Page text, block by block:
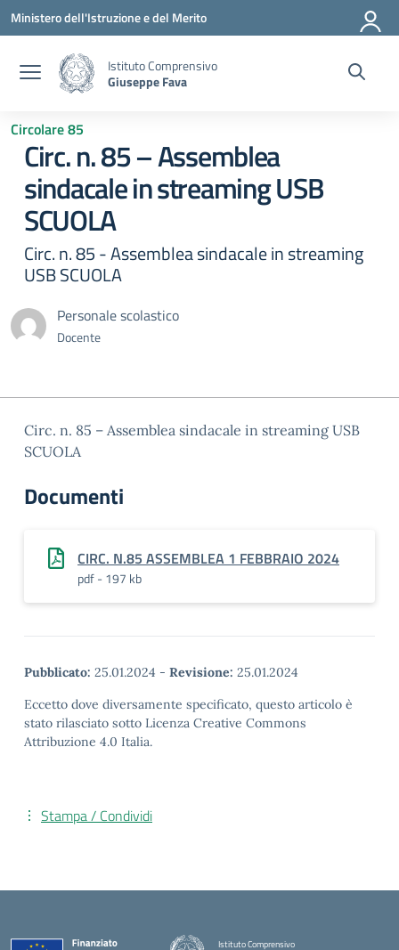
Vai ai contenuti
Vai al menu di navigazione
Vai al footer
Ministero dell'Istruzione e del Merito
Istituto Comprensivo
Giuseppe Fava
Circolare 85
Circ. n. 85 – Assemblea
sindacale in streaming USB
SCUOLA
Circ. n. 85 - Assemblea sindacale in streaming
USB SCUOLA
Personale scolastico
Docente
Circ. n. 85 – Assemblea sindacale in streaming USB
SCUOLA
Documenti
CIRC. N.85 ASSEMBLEA 1 FEBBRAIO 2024
pdf - 197 kb
Pubblicato: 25.01.2024 - Revisione: 25.01.2024
Eccetto dove diversamente specificato, questo articolo è
stato rilasciato sotto Licenza Creative Commons
Attribuzione 4.0 Italia.
Stampa / Condividi
Istituto Comprensivo